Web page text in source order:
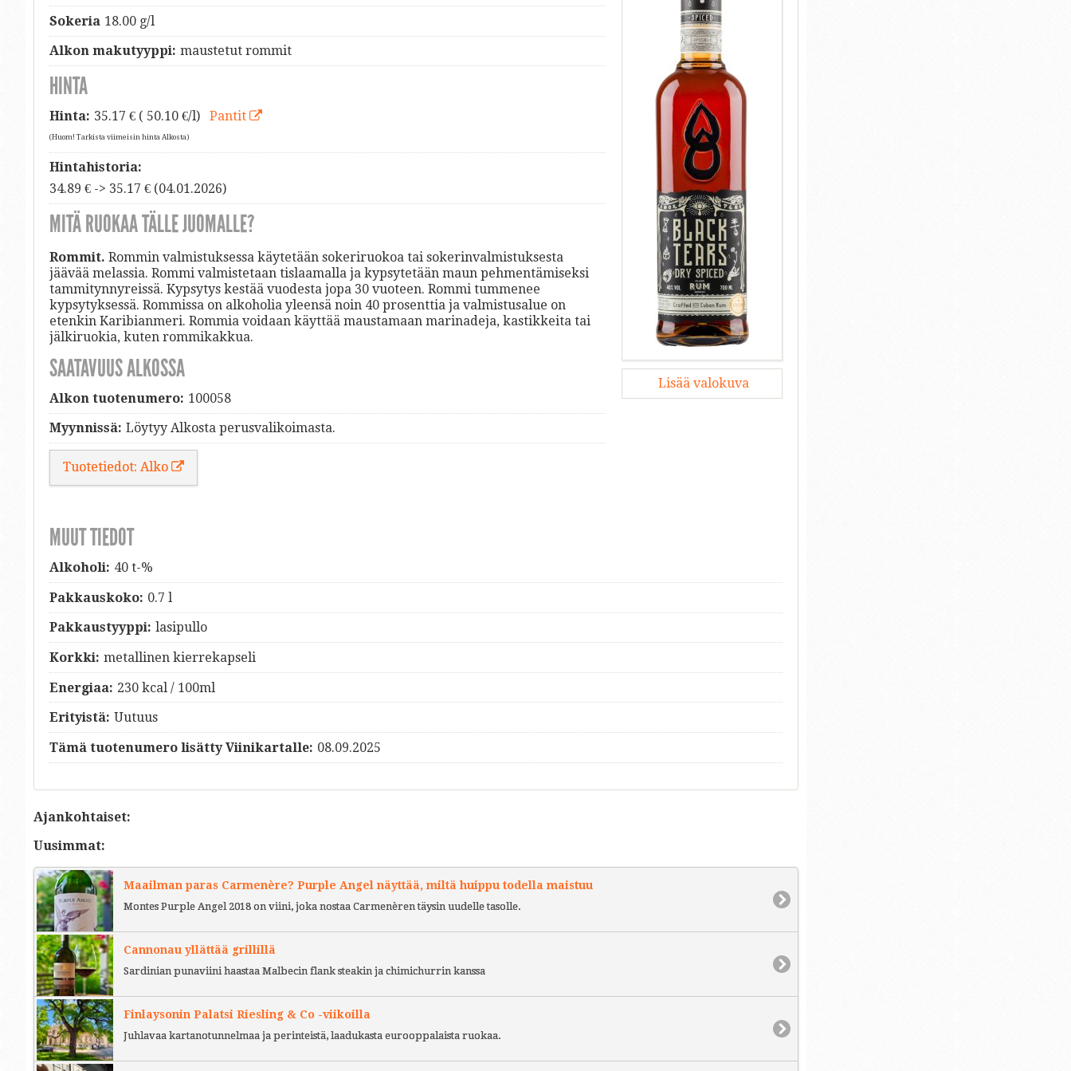
Lisää valokuva
Sokeria 18.00 g/l
Alkon makutyyppi: maustetut rommit
HINTA
Hinta: 35.17 € ( 50.10 €/l) Pantit
(Huom! Tarkista viimeisin hinta Alkosta)
Hintahistoria:
34.89 € -> 35.17 € (04.01.2026)
MITÄ RUOKAA TÄLLE JUOMALLE?
Rommit. Rommin valmistuksessa käytetään sokeriruokoa tai sokerinvalmistuksesta
jäävää melassia. Rommi valmistetaan tislaamalla ja kypsytetään maun pehmentämiseksi
tammitynnyreissä. Kypsytys kestää vuodesta jopa 30 vuoteen. Rommi tummenee
kypsytyksessä. Rommissa on alkoholia yleensä noin 40 prosenttia ja valmistusalue on
etenkin Karibianmeri. Rommia voidaan käyttää maustamaan marinadeja, kastikkeita tai
jälkiruokia, kuten rommikakkua.
SAATAVUUS ALKOSSA
Alkon tuotenumero: 100058
Myynnissä: Löytyy Alkosta perusvalikoimasta.
Tuotetiedot: Alko
MUUT TIEDOT
Alkoholi: 40 t-%
Pakkauskoko: 0.7 l
Pakkaustyyppi: lasipullo
Korkki: metallinen kierrekapseli
Energiaa: 230 kcal / 100ml
Erityistä: Uutuus
Tämä tuotenumero lisätty Viinikartalle: 08.09.2025
Ajankohtaiset:
Uusimmat:
Maailman paras Carmenère? Purple Angel näyttää, miltä huippu todella maistuu
Montes Purple Angel 2018 on viini, joka nostaa Carmenèren täysin uudelle tasolle.
Cannonau yllättää grillillä
Sardinian punaviini haastaa Malbecin flank steakin ja chimichurrin kanssa
Finlaysonin Palatsi Riesling & Co -viikoilla
Juhlavaa kartanotunnelmaa ja perinteistä, laadukasta eurooppalaista ruokaa.